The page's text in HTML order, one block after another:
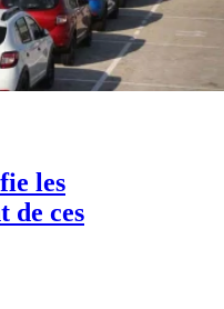
les
de ces